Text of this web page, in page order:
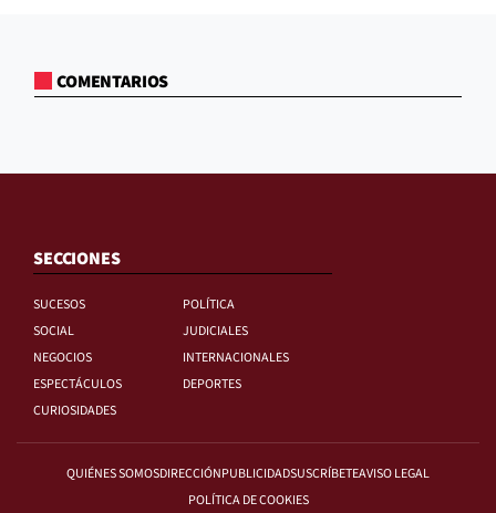
COMENTARIOS
SECCIONES
SUCESOS
POLÍTICA
SOCIAL
JUDICIALES
NEGOCIOS
INTERNACIONALES
ESPECTÁCULOS
DEPORTES
CURIOSIDADES
QUIÉNES SOMOSDIRECCIÓNPUBLICIDADSUSCRÍBETEAVISO LEGAL
POLÍTICA DE COOKIES